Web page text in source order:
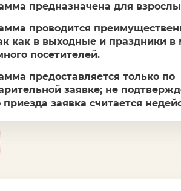
предназначена для
проводится
как в выходные и праздники в
посетителей.
предоставляется только по
заявке; не
приезда заявка считается